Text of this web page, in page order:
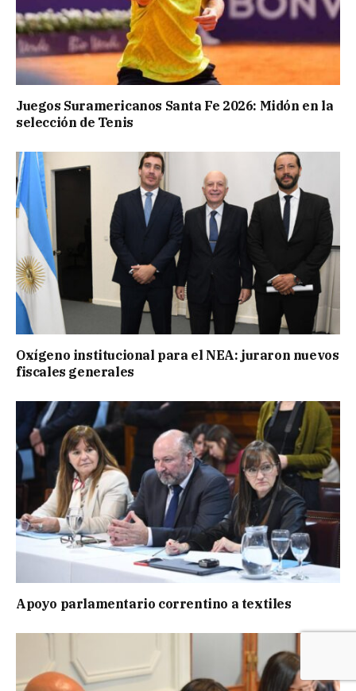
Juegos Suramericanos Santa Fe 2026: Midón en la
selección de Tenis
Oxígeno institucional para el NEA: juraron nuevos
fiscales generales
Apoyo parlamentario correntino a textiles